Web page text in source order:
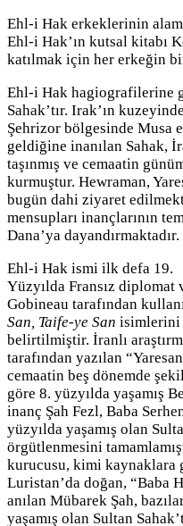
Ehl-i Hak erkeklerinin
Ehl-i Hak’ın kutsal kitabı
katılmak için her erkeğin
Ehl-i Hak hagiografilerine
Sahak’tır. Irak’ın
Şehrizor bölgesinde Musa
geldiğine inanılan Sahak,
taşınmış ve cemaatin
kurmuştur. Hewraman,
bugün dahi ziyaret
mensupları inançlarının
Dana’ya dayandırmaktadır.
Ehl-i Hak ismi ilk defa 19.
Yüzyılda Fransız diplomat
Gobineau tarafından
San, Taife-ye San isimlerini
belirtilmiştir. İranlı
tarafından yazılan
cemaatin beş dönemde
göre 8. yüzyılda yaşamış
inanç Şah Fezl, Baba
yüzyılda yaşamış olan
örgütlenmesini
kurucusu, kimi kaynaklara
Luristan’da doğan, “Baba
anılan Mübarek Şah,
yaşamış olan Sultan